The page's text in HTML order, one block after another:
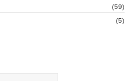
(59)
(5)